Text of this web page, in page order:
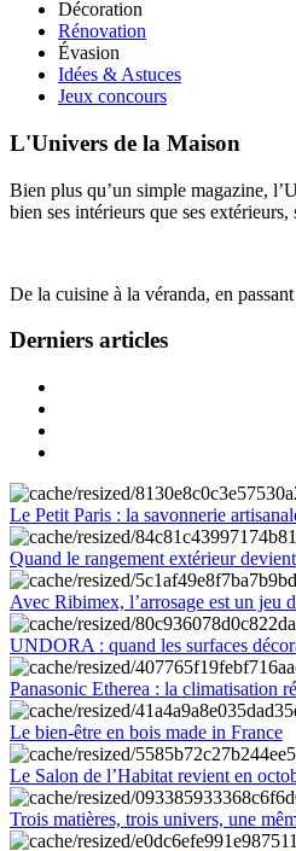
Décoration
Rénovation
Évasion
Idées & Astuces
Jeux concours
L'Univers de la Maison
Bien plus qu’un simple magazine,
bien ses intérieurs que ses extérieurs,
De la cuisine à la véranda, en
Derniers articles
Le Petit Paris : la savonnerie
Quand le rangement extérieur
Avec Ribimex, l’arrosage est un jeu
UNDORA : quand les surfaces
Panasonic Etherea : la climatisation
Le bien-être en bois made in France
Le Salon de l’Habitat revient en
Trois matières, trois univers, une